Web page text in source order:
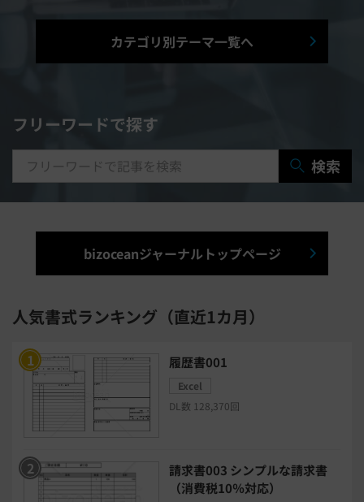
シフト管理システム
契約書レビューシステム
研修システム 受付システム
出張管理システム 賃貸管理システム
入退室管理システム 福利厚生システム
チャットボットツール
セキュリティシステム
安否確認(総務)システム 経費精算システム
カテゴリ別テーマ一覧へ
フリーワードで探す
検索
bizoceanジャーナルトップページ
人気書式ランキング（直近1カ月）
履歴書001
Excel
DL数 128,370回
請求書003 シンプルな請求書
（消費税10％対応）